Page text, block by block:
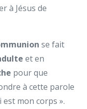
à Jésus de
se fait
et en
pour que
à cette parole
est mon corps ».